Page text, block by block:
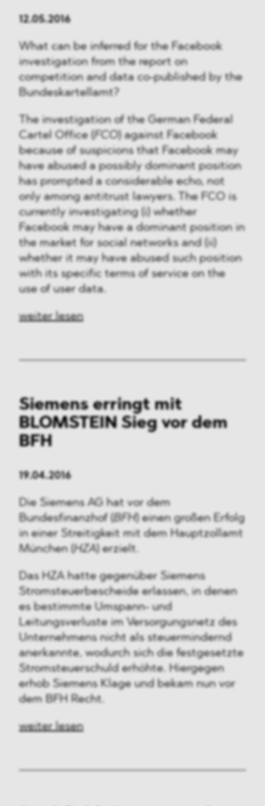
12.05.2016
What can be inferred for the Facebook
investigation from the report on
competition and data co-published by the
Bundeskartellamt?
The investigation of the German Federal
Cartel Office ( FCO) against Facebook
because of suspicions that Facebook may
have abused a possibly dominant position
has prompted a considerable echo, not
only among antitrust lawyers. The FCO is
currently investigating (i) whether
Facebook may have a dominant position in
the market for social networks and (ii)
whether it may have abused such position
with its specific terms of service on the
use of user data.
weiter lesen
Siemens erringt mit
BLOMSTEIN Sieg vor dem
BFH
19.04.2016
Die Siemens AG hat vor dem
Bundesfinanzhof ( BFH) einen großen Erfolg
in einer Streitigkeit mit dem Hauptzollamt
München ( HZA ) erzielt.
Das HZA hatte gegenüber Siemens
Stromsteuerbescheide erlassen, in denen
es bestimmte Umspann- und
Leitungsverluste im Versorgungsnetz des
Unternehmens nicht als steuermindernd
anerkannte, wodurch sich die festgesetzte
Stromsteuerschuld erhöhte. Hiergegen
erhob Siemens Klage und bekam nun vor
dem BFH Recht.
weiter lesen